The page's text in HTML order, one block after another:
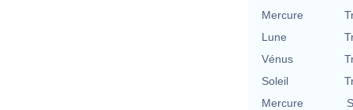
Mercure
Lune
Vénus
Soleil
Mercure